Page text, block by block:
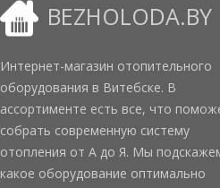
BEZHOLODA.BY
Интернет-магазин отопительного
оборудования в Витебске. В
ассортименте есть все, что
собрать современную систему
отопления от А до Я. Мы
какое оборудование оптимально